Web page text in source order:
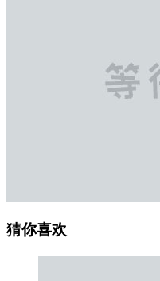
猜你喜欢